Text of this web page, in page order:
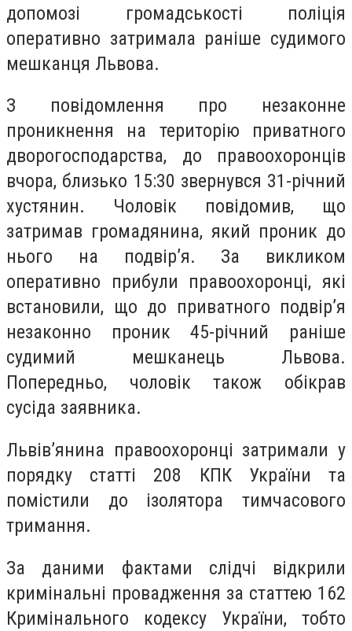
допомозі громадськості поліція
оперативно затримала раніше судимого
мешканця Львова.
З повідомлення про незаконне
проникнення на територію приватного
дворогосподарства, до правоохоронців
вчора, близько 15:30 звернувся 31-річний
хустянин. Чоловік повідомив, що
затримав громадянина, який проник до
нього на подвір’я. За викликом
оперативно прибули правоохоронці, які
встановили, що до приватного подвір’я
незаконно проник 45-річний раніше
судимий мешканець Львова.
Попередньо, чоловік також обікрав
сусіда заявника.
Львів’янина правоохоронці затримали у
порядку статті 208 КПК України та
помістили до ізолятора тимчасового
тримання.
За даними фактами слідчі відкрили
кримінальні провадження за статтею 162
Кримінального кодексу України, тобто